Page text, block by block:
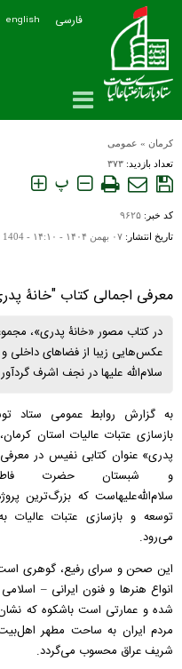
فارسی english
کرمان » عمومی
تعداد بازدید: ۳۷۳
پ
کد خبر: ۹۶۲۵
تاریخ انتشار: ۰۷ بهمن ۱۴۰۴ - ۱۴:۱۰ - 1404
معرفی اجمالی کتاب "خانۀ
در کتاب مصور «خانۀ پدری»،
عکس‌هایی زیبا از فضاهای
سلام‌الله علیها در نجف اشرف
به گزارش روابط عمومی ستاد
بازسازی عتبات عالیات استان
پدری» عنوان کتابی نفیس در
و شبستان حضرت
سلام‌الله‌علیهاست که بزرگ‌ترین
توسعه و بازسازی عتبات عالیات
می‌رود.
این صحن و سرای رفیع، گوهری
انواع هنرها و فنون ایرانی –
شده و عمارتی است باشکوه که
مردم ایران به ساحت مطهر
شریف عراق محسوب می‌گردد.